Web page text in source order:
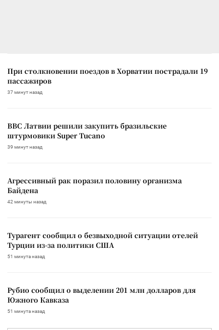
При столкновении поездов в Хорватии пострадали 19
пассажиров
37 минут назад
ВВС Латвии решили закупить бразильские
штурмовики Super Tucano
39 минут назад
Агрессивный рак поразил половину организма
Байдена
42 минуты назад
Турагент сообщил о безвыходной ситуации отелей
Турции из-за политики США
51 минута назад
Рубио сообщил о выделении 201 млн долларов для
Южного Кавказа
51 минута назад